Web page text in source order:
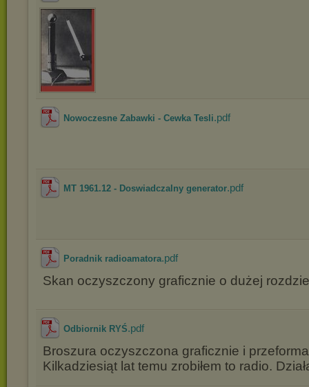
Nowoczesne Zabawki - Cewka Tesli.pdf
MT 1961.12 - Doswiadczalny generator.pdf
Poradnik radioamatora.pdf
Skan oczyszczony graficznie o dużej
Odbiornik RYŚ.pdf
Broszura oczyszczona graficznie i
Kilkadziesiąt lat temu zrobiłem to radio.